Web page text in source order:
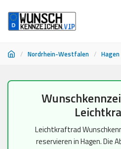
/ Nordrhein-Westfalen / Hagen
Leichtkraftrad
reservieren in Hagen. Die